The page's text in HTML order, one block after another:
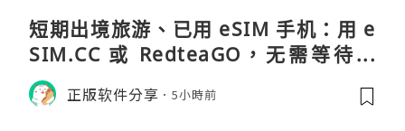
短期出境旅游、已用 eSIM 手机：用 e
SIM.CC 或 RedteaGO，无需等待收
货。需要“当地号码 + 通话短信”（如
打车、外卖、客户联络）：优先 Redt
正版软件分享 5小時前